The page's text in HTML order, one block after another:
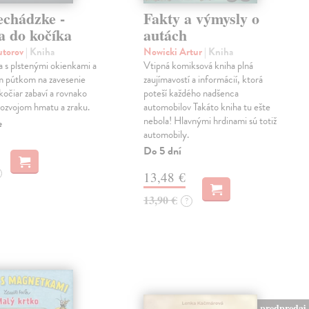
-
do kočíka
| Kniha
s plstenými okienkami a
na zavesenie
zabaví a rovnako
hmatu a zraku.
Fakty a výmysly o
autách
Nowicki Artur| Kniha
Vtipná komiksová kniha plná
zaujímavostí a informácií, ktorá
poteší každého nadšenca
automobilov Takáto kniha tu ešte
nebola! Hlavnými hrdinami sú totiž
automobily.
Do 5 dní
13,48 €
13,90 € ?